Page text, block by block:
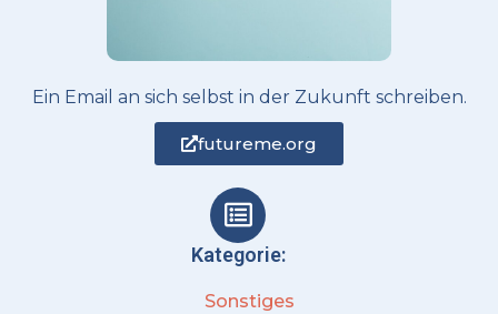
Ein Email an sich selbst in der Zukunft schreiben.
futureme.org
Kategorie:
Sonstiges